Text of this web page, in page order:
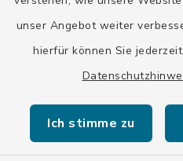
unser Angebot weiter
hierfür können Sie
Ich stimme zu
GENODEF1HHS
HypoVereinsbank
DE20 7002 0270 3630
HYVEDEMMXXX